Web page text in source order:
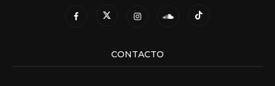
CONTACTO